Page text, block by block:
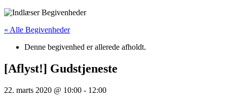
« Alle Begivenheder
Denne begivenhed er allerede afholdt.
[Aflyst!] Gudstjeneste
22. marts 2020 @ 10:00 - 12:00